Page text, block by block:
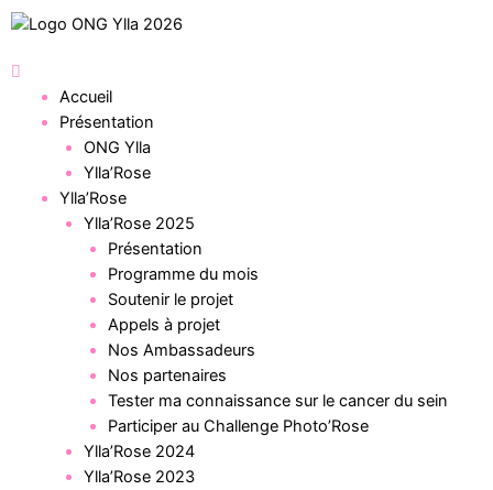
Accueil
Présentation
ONG Ylla
Ylla’Rose
Ylla’Rose
Ylla’Rose 2025
Présentation
Programme du mois
Soutenir le projet
Appels à projet
Nos Ambassadeurs
Nos partenaires
Tester ma connaissance sur le cancer du sein
Participer au Challenge Photo’Rose
Ylla’Rose 2024
Ylla’Rose 2023